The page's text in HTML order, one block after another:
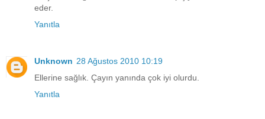
eder.
Yanıtla
Unknown 28 Ağustos 2010 10:19
Ellerine sağlık. Çayın yanında çok iyi olurdu.
Yanıtla